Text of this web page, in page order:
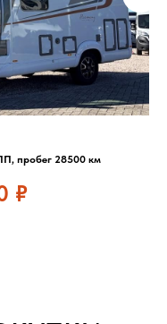
пробег 28500 км
₽